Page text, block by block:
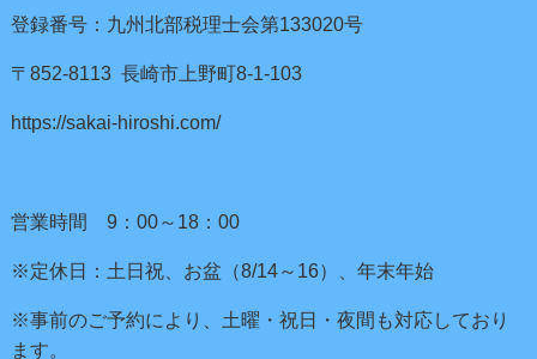
登録番号：九州北部税理士会第133020号
〒852-8113 長崎市上野町8-1-103
https://sakai-hiroshi.com/
営業時間 9：00～18：00
※定休日：土日祝、お盆（8/14～16）、年末年始
※事前のご予約により、土曜・祝日・夜間も対応しており
ます。